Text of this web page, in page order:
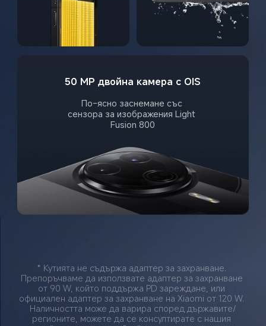
50 MP двойна камера с OIS
По-ясно заснемане със
сензора за изображения Light
Fusion 800
* Кутията не съдържа адаптер за захранване.
Препоръчваме да използвате адаптер за захранване
от 90 W, който поддържа PD зареждане, или
официален адаптер за захранване на Xiaomi от 120 W.
Наличността може да варира според държавите/
регионите, можете да се консултирате с нашия